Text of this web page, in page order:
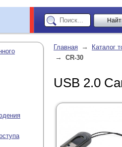
Главная → Каталог
→ CR-30
USB 2.0